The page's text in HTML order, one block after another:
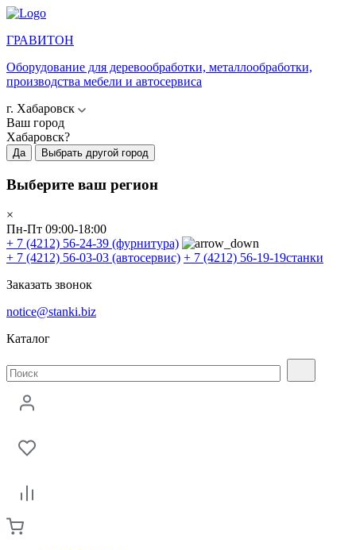
ГРАВИТОН
Оборудование для деревообработки, металлообработки,
производства мебели и автосервиса
г. Хабаровск
Ваш город
Хабаровск?
Да Выбрать другой город
Выберите ваш регион
×
Пн-Пт 09:00-18:00
+ 7 (4212) 56-24-39 (фурнитура)
+ 7 (4212) 56-03-03 (автосервис) + 7 (4212) 56-19-19станки
Заказать звонок
notice@stanki.biz
Каталог